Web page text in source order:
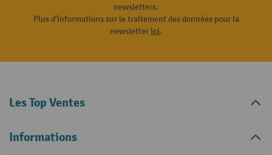
newsletters.
Plus d'informations sur le traitement des données pour la
newsletterici.
Les Top Ventes
Informations